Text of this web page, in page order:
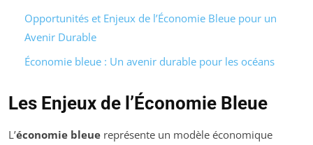
Opportunités et Enjeux de l’Économie Bleue pour un
Avenir Durable
Économie bleue : Un avenir durable pour les océans
Les Enjeux de l’Économie Bleue
L’économie bleue représente un modèle économique